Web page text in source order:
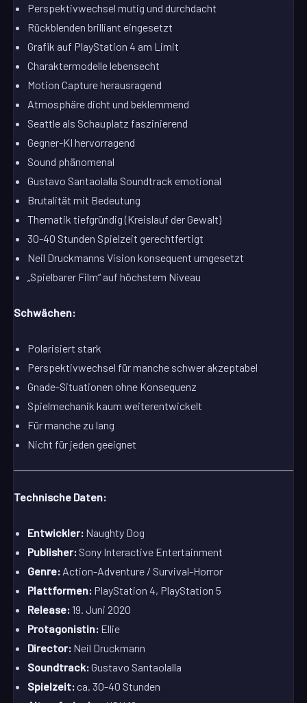
Perspektivwechsel mutig und durchdacht
Rückblenden brilliant eingesetzt
Grafik auf PlayStation 4 am Limit
Charaktermodelle lebensecht
Motion Capture herausragend
Atmosphäre dicht und beklemmend
Seattle als Schauplatz faszinierend
Gegner-KI hervorragend
Sound phänomenal
Gustavo Santaolalla Soundtrack emotional
Brutalität mit Bedeutung
Thematik tiefgründig (Kreislauf der Gewalt)
30-40 Stunden Spielzeit gerechtfertigt
Neil Druckmanns Vision konsequent umgesetzt
„Spielbarer Film“ auf höchstem Niveau
Schwächen:
Polarisiert stark
Perspektivwechsel für manche schwer akzeptabel
Gnade-Situationen ohne Konsequenz
Spielmechanik kaum weiterentwickelt
Für manche zu lang
Nicht für jeden geeignet
Technische Daten:
Entwickler: Naughty Dog
Publisher: Sony Interactive Entertainment
Genre: Action-Adventure / Survival-Horror
Plattformen: PlayStation 4, PlayStation 5
Release:19. Juni 2020
Protagonistin: Ellie
Director: Neil Druckmann
Soundtrack:Gustavo Santaolalla
Spielzeit:ca. 30-40 Stunden